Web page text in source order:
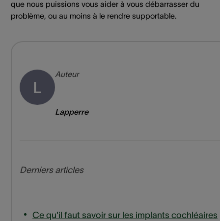
que nous puissions vous aider à vous débarrasser du
problème, ou au moins à le rendre supportable.
L
Auteur
Lapperre
Derniers articles
Ce qu'il faut savoir sur les implants cochléaires